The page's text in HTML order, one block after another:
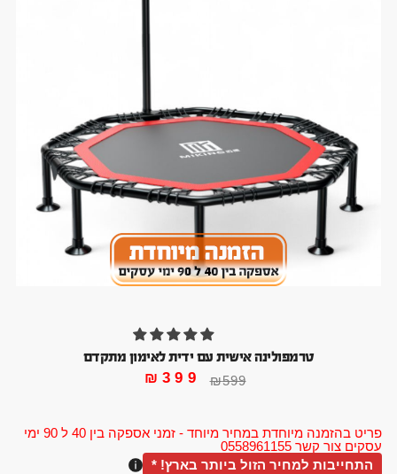
פריט בהזמנה מיוחדת במחיר מיוחד - זמני אספקה בין 40 ל 90 ימי
עסקים צור קשר 0558961155
טרמפולינה אישית עם ידית לאימון מתקדם
₪599
₪ 399
התחייבות למחיר הזול ביותר בארץ! *